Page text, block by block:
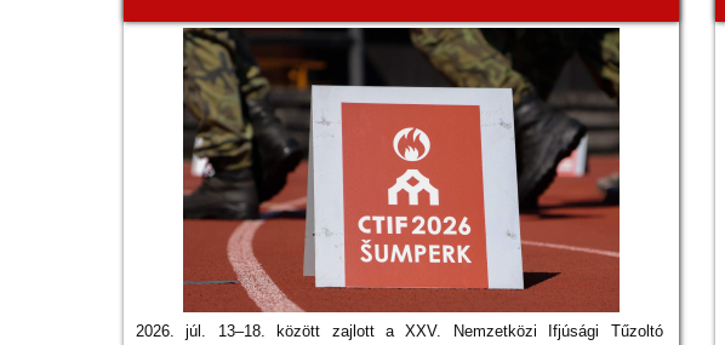
2026. júl. 13–18. között zajlott a XXV. Nemzetközi Ifjúsági Tűzoltó